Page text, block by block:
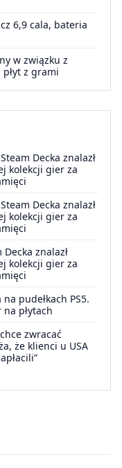
6,9 cala, bateria
w związku z
z grami
Decka znalazł
kolekcji gier za
Decka znalazł
kolekcji gier za
znalazł
kolekcji gier za
pudełkach PS5.
płytach
zwracać
że klienci u USA